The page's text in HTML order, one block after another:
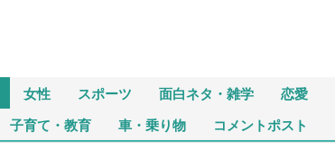
女性 スポーツ 面白ネタ・雑学 恋愛
子育て・教育 車・乗り物 コメントポスト